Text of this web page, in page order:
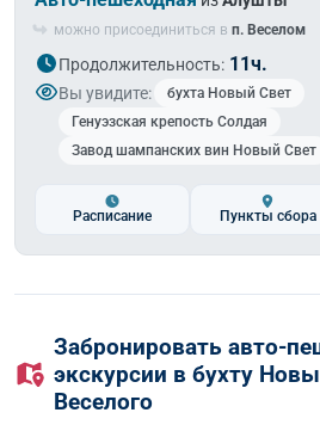
можно присоединиться в п. Веселом
Продолжительность: 11ч.
Вы увидите:
бухта Новый Свет
Генуэзская крепость Солдая
Завод шампанских вин Новый Свет
Расписание Пункты сбора
Забронировать авто-
экскурсии в бухту
Веселого